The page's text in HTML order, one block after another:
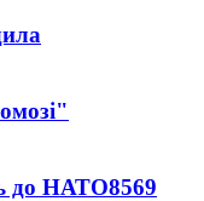
до НАТО8569